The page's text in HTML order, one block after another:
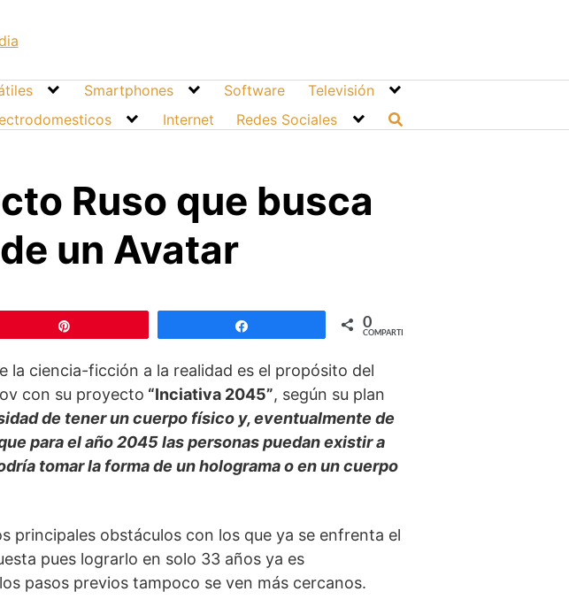
Smartphones Software
Televisión
Internet Redes Sociales
Ruso que busca
un Avatar
0
COMPARTIR
la ciencia-ficción a la realidad es el propósito del
con su proyecto “Inciativa 2045”, según su plan
de tener un cuerpo físico y, eventualmente de
para el año 2045 las personas puedan existir a
tomar la forma de un holograma o en un cuerpo
principales obstáculos con los que ya se enfrenta el
pues lograrlo en solo 33 años ya es
pasos previos tampoco se ven más cercanos.